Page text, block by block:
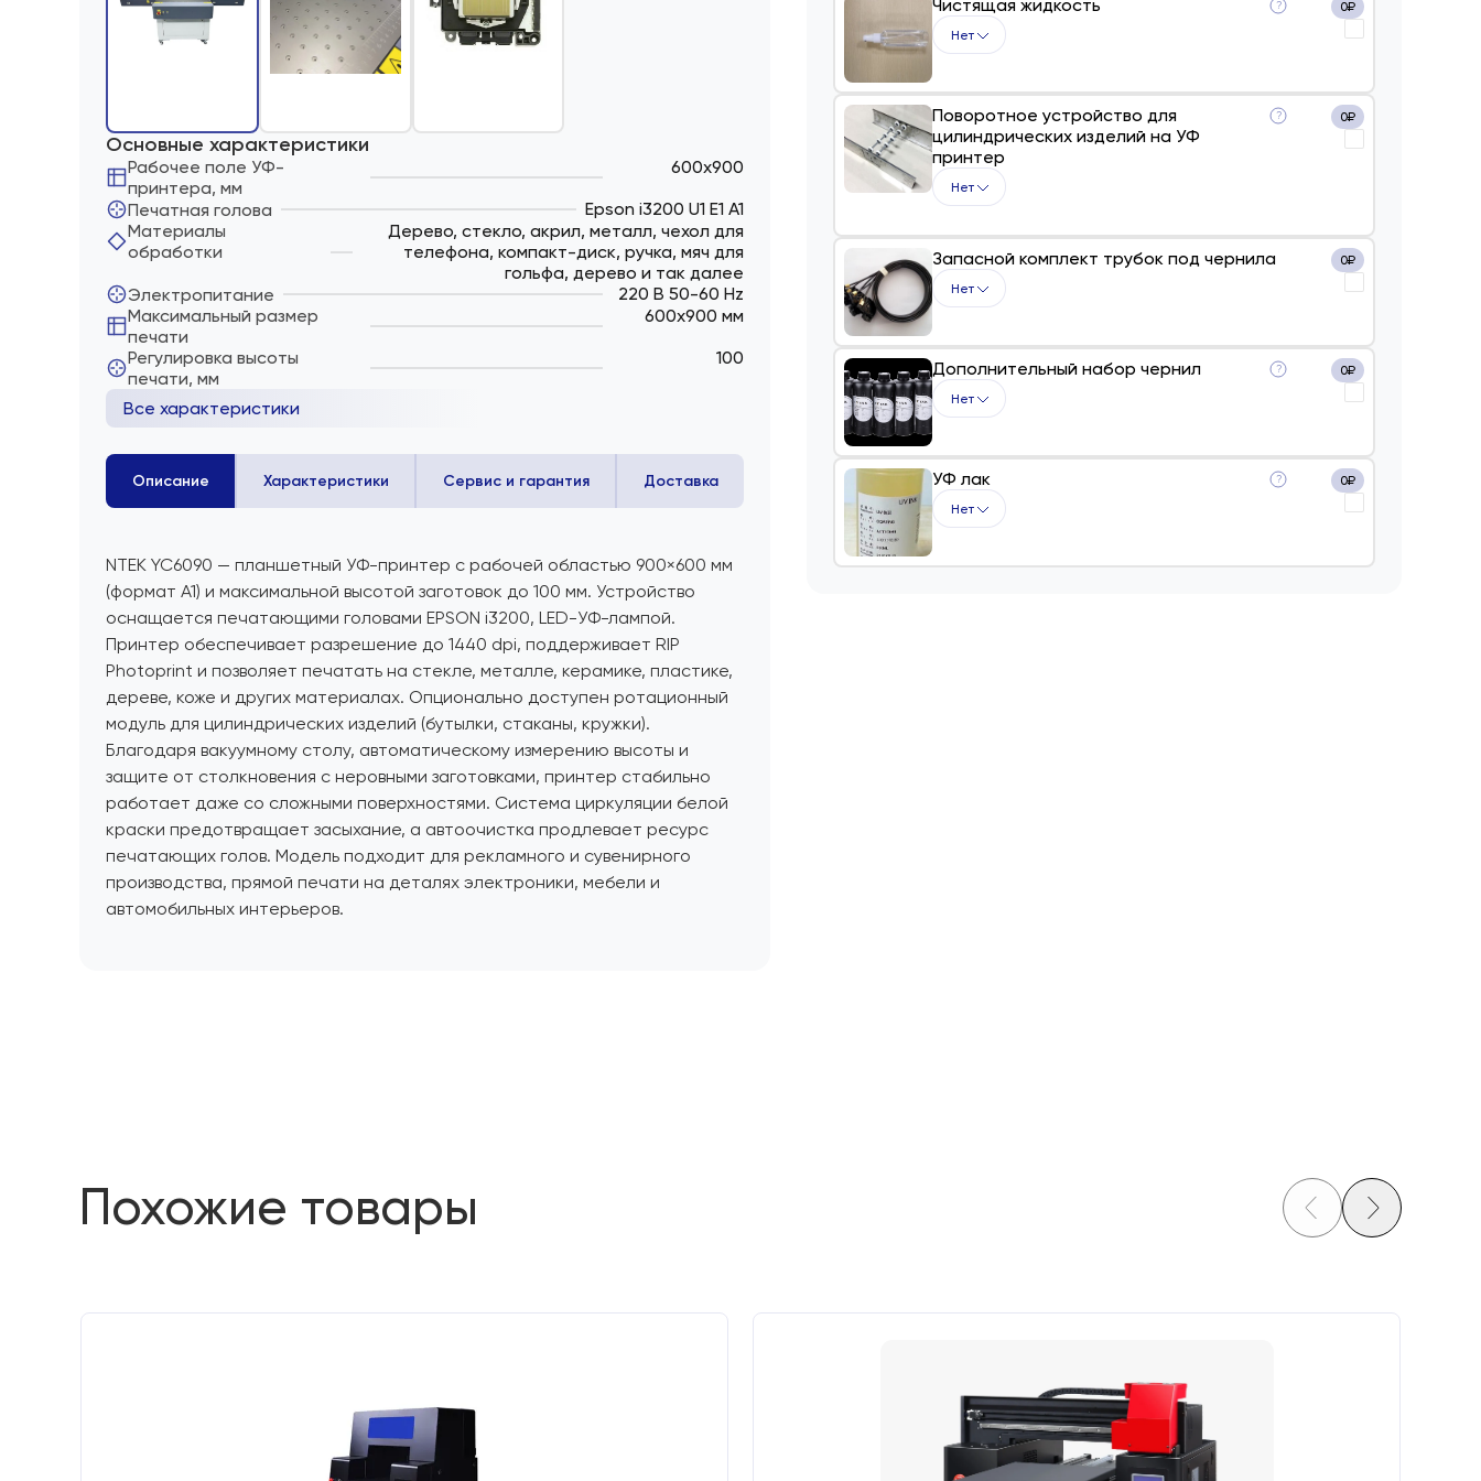
Основные характеристики
Рабочее поле УФ-
принтера, мм
600х900
Печатная голова
Epson i3200 U1 E1 A1
Материалы
обработки
Дерево, стекло, акрил, металл, чехол для
телефона, компакт-диск, ручка, мяч для
гольфа, дерево и так далее
Электропитание
220 В 50-60 Hz
Максимальный размер
печати
600х900 мм
Регулировка высоты
печати, мм
100
Все характеристики
Описание Характеристики Сервис и гарантия Доставка
NTEK YC6090 — планшетный УФ-принтер с рабочей областью 900×600 мм
(формат А1) и максимальной высотой заготовок до 100 мм. Устройство
оснащается печатающими головами EPSON i3200, LED-УФ-лампой.
Принтер обеспечивает разрешение до 1440 dpi, поддерживает RIP
Photoprint и позволяет печатать на стекле, металле, керамике, пластике,
дереве, коже и других материалах. Опционально доступен ротационный
модуль для цилиндрических изделий (бутылки, стаканы, кружки).
Благодаря вакуумному столу, автоматическому измерению высоты и
защите от столкновения с неровными заготовками, принтер стабильно
работает даже со сложными поверхностями. Система циркуляции белой
краски предотвращает засыхание, а автоочистка продлевает ресурс
печатающих голов. Модель подходит для рекламного и сувенирного
производства, прямой печати на деталях электроники, мебели и
автомобильных интерьеров.
Чистящая жидкость ?
Нет
0₽
Поворотное устройство для
цилиндрических изделий на УФ
принтер
?
Нет
0₽
Запасной комплект трубок под чернила
Нет
0₽
Дополнительный набор чернил ?
Нет
0₽
УФ лак ?
Нет
0₽
Похожие товары